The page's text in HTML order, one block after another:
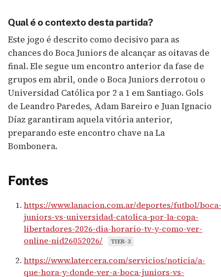
Qual é o contexto desta partida?
Este jogo é descrito como decisivo para as
chances do Boca Juniors de alcançar as oitavas de
final. Ele segue um encontro anterior da fase de
grupos em abril, onde o Boca Juniors derrotou o
Universidad Católica por 2 a 1 em Santiago. Gols
de Leandro Paredes, Adam Bareiro e Juan Ignacio
Díaz garantiram aquela vitória anterior,
preparando este encontro chave na La
Bombonera.
Fontes
https://www.lanacion.com.ar/deportes/futbol/
juniors-vs-universidad-catolica-por-la-copa-
libertadores-2026-dia-horario-tv-y-como-ver-
online-nid26052026/
TIER-3
https://www.latercera.com/servicios/noticia/a-
que-hora-y-donde-ver-a-boca-juniors-vs-